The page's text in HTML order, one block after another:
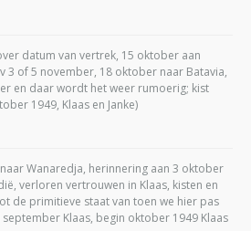
datum van vertrek, 15 oktober aan
3 of 5 november, 18 oktober naar Batavia,
en daar wordt het weer rumoerig; kist
1949, Klaas en Janke)
Wanaredja, herinnering aan 3 oktober
verloren vertrouwen in Klaas, kisten en
de primitieve staat van toen we hier pas
Klaas, begin oktober 1949 Klaas